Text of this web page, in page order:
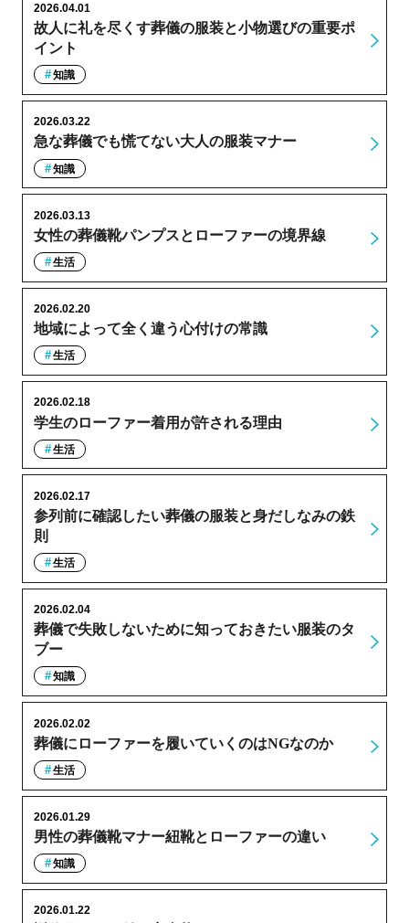
故人に礼を尽くす葬儀の服装と小物選びの重要ポ
イント
2026.04.01
知識
急な葬儀でも慌てない大人の服装マナー
2026.03.22
知識
女性の葬儀靴パンプスとローファーの境界線
2026.03.13
生活
地域によって全く違う心付けの常識
2026.02.20
生活
学生のローファー着用が許される理由
2026.02.18
生活
参列前に確認したい葬儀の服装と身だしなみの鉄
則
2026.02.17
生活
葬儀で失敗しないために知っておきたい服装のタ
ブー
2026.02.04
知識
葬儀にローファーを履いていくのはNGなのか
2026.02.02
生活
男性の葬儀靴マナー紐靴とローファーの違い
2026.01.29
知識
2026.01.22